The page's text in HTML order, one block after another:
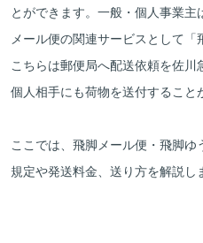
とができます。一般・個人事業
メール便の関連サービスとして「
こちらは郵便局へ配送依頼を佐川
個人相手にも荷物を送付すること
ここでは、飛脚メール便・飛脚
規定や発送料金、送り方を解説し